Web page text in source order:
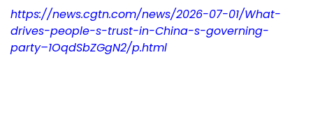
https://news.cgtn.com/news/2026-07-01/What-
drives-people-s-trust-in-China-s-governing-
party–1OqdSbZGgN2/p.html